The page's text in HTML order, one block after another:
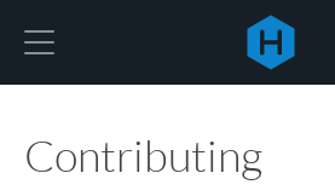
Contributing